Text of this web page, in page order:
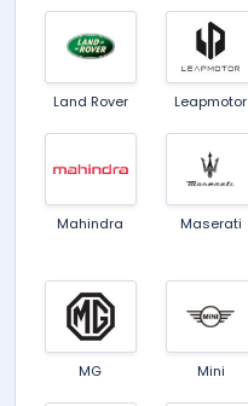
Land Rover Leapmotor
Mahindra Maserati
MG Mini